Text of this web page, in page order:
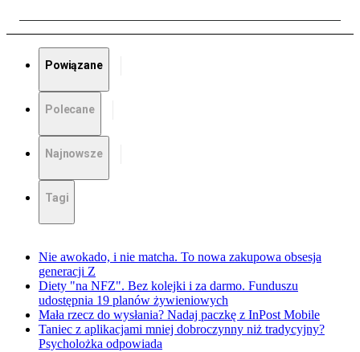
Powiązane
Polecane
Najnowsze
Tagi
Nie awokado, i nie matcha. To nowa zakupowa obsesja
generacji Z
Diety "na NFZ". Bez kolejki i za darmo. Funduszu
udostępnia 19 planów żywieniowych
Mała rzecz do wysłania? Nadaj paczkę z InPost Mobile
Taniec z aplikacjami mniej dobroczynny niż tradycyjny?
Psycholożka odpowiada